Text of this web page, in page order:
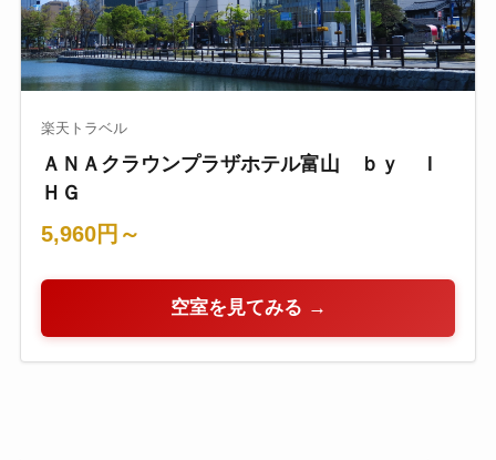
楽天トラベル
ＡＮＡクラウンプラザホテル富山 ｂｙ Ｉ
ＨＧ
5,960円～
空室を見てみる →